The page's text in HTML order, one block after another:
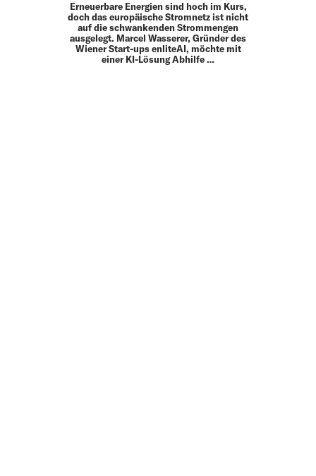
Erneuerbare Energien sind hoch im Kurs,
doch das europäische Stromnetz ist nicht
auf die schwankenden Strommengen
ausgelegt. Marcel Wasserer, Gründer des
Wiener Start-ups enliteAI, möchte mit
einer KI-Lösung Abhilfe …